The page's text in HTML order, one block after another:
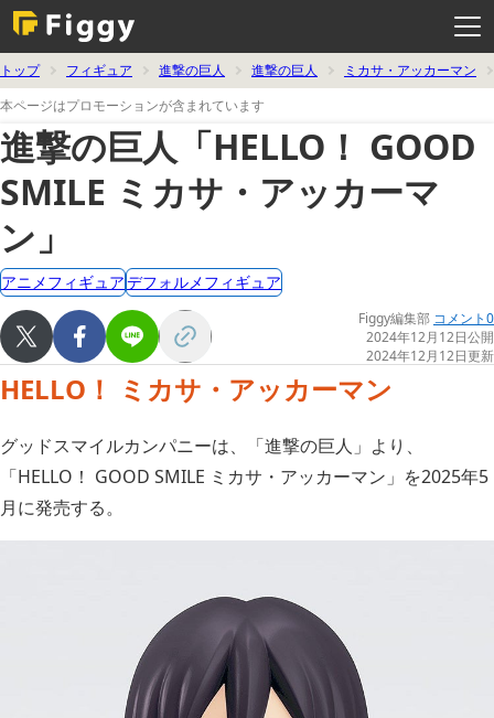
ー
を
開
く
トップ フィギュア 進撃の巨人 進撃の巨人
ミカサ・アッカーマン
本ページはプロモーションが含まれています
進撃の巨人「HELLO！ GOOD
SMILE ミカサ・アッカーマ
ン」
アニメフィギュアデフォルメフィギュア
Figgy編集部 コメント0
2024年12月12日公開
2024年12月12日更新
HELLO！ ミカサ・アッカーマン
グッドスマイルカンパニーは、「進撃の巨人」より、
「HELLO！ GOOD SMILE ミカサ・アッカーマン」を2025年5
月に発売する。